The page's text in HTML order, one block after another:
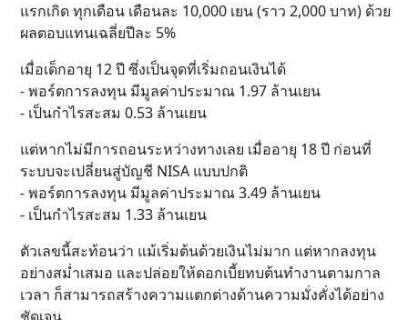
แรกเกิด ทุกเดือน เดือนละ 10,000 เยน (ราว 2,000 บาท) ด้วย
ผลตอบแทนเฉลี่ยปีละ 5%
เมื่อเด็กอายุ 12 ปี ซึ่งเป็นจุดที่เริ่มถอนเงินได้
- พอร์ตการลงทุน มีมูลค่าประมาณ ​1.97 ล้านเยน
- เป็นกำไรสะสม 0.53 ล้านเยน
แต่หากไม่มีการถอนระหว่างทางเลย เมื่ออายุ 18 ปี ก่อนที่
ระบบจะเปลี่ยนสู่บัญชี NISA แบบปกติ
- พอร์ตการลงทุน มีมูลค่าประมาณ ​3.49 ล้านเยน
- เป็นกำไรสะสม 1.33 ล้านเยน
ตัวเลขนี้สะท้อนว่า แม้เริ่มต้นด้วยเงินไม่มาก แต่หากลงทุน
อย่างสม่ำเสมอ และปล่อยให้ดอกเบี้ยทบต้นทำงานตามกาล
เวลา ก็สามารถสร้างความแตกต่างด้านความมั่งคั่งได้อย่าง